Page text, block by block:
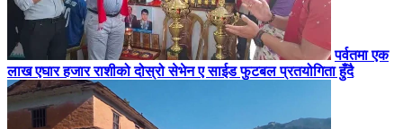
पर्वतमा एक
लाख एघार हजार राशीको दोस्रो सेभेन ए साईड फुटबल प्रतयोगिता हुँदै